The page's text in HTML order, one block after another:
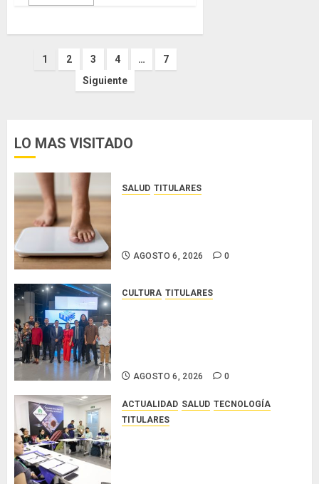
Paginación
1 2 3 4 …
7
Siguiente
LO MAS VISITADO
SALUD TITULARES
AGOSTO 6, 2026 0
CULTURA TITULARES
AGOSTO 6, 2026 0
ACTUALIDAD SALUD TECNOLOGÍA
TITULARES